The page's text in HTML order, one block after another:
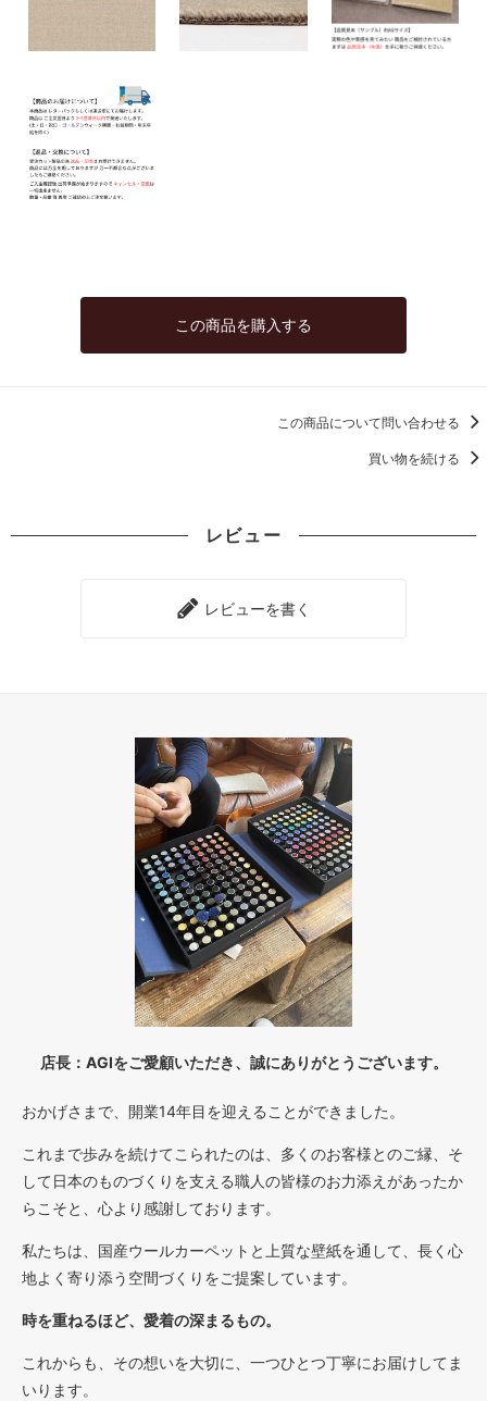
この商品を購入する
この商品について問い合わせる
買い物を続ける
レビュー
レビューを書く
店長：AGIをご愛顧いただき、誠にありがとうございます。
おかげさまで、開業14年目を迎えることができました。
これまで歩みを続けてこられたのは、多くのお客様とのご縁、そ
して日本のものづくりを支える職人の皆様のお力添えがあったか
らこそと、心より感謝しております。
私たちは、国産ウールカーペットと上質な壁紙を通して、長く心
地よく寄り添う空間づくりをご提案しています。
時を重ねるほど、愛着の深まるもの。
これからも、その想いを大切に、一つひとつ丁寧にお届けしてま
いります。